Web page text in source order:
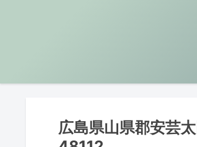
広島県山県郡安芸